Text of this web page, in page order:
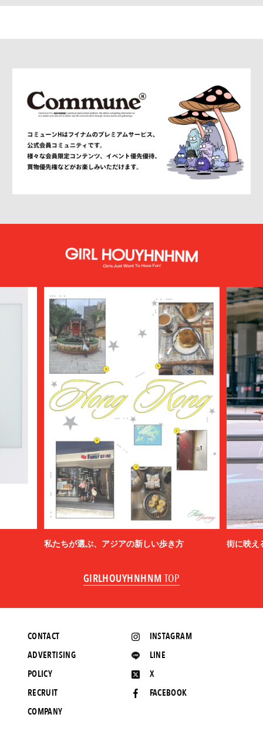
私たちが選ぶ、アジアの新しい歩き方 街に映え
GIRLHOUYHNHNM TOP
INSTAGRAM
LINE
X
FACEBOOK
CONTACT
ADVERTISING
POLICY
RECRUIT
COMPANY